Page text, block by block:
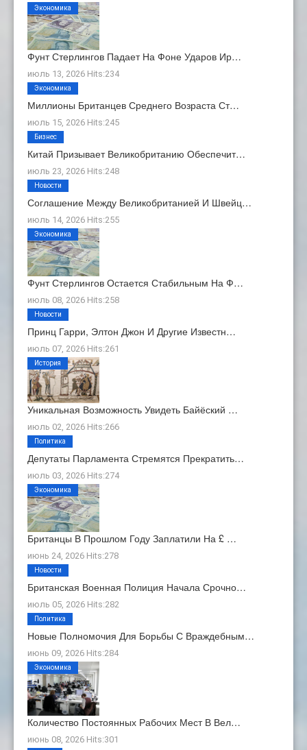
Фунт Стерлингов Падает На Фоне Ударов Ир…
июль 13, 2026 Hits:234
Экономика
Миллионы Британцев Среднего Возраста Ст…
июль 15, 2026 Hits:245
Экономика
Китай Призывает Великобританию Обеспечит…
июль 23, 2026 Hits:248
Бизнес
Соглашение Между Великобританией И Швейц…
июль 14, 2026 Hits:255
Новости
Фунт Стерлингов Остается Стабильным На Ф…
июль 08, 2026 Hits:258
Экономика
Принц Гарри, Элтон Джон И Другие Известн…
июль 07, 2026 Hits:261
Новости
Уникальная Возможность Увидеть Байёский …
июль 02, 2026 Hits:266
История
Депутаты Парламента Стремятся Прекратить…
июль 03, 2026 Hits:274
Политика
Британцы В Прошлом Году Заплатили На £ …
июнь 24, 2026 Hits:278
Экономика
Британская Военная Полиция Начала Срочно…
июль 05, 2026 Hits:282
Новости
Новые Полномочия Для Борьбы С Враждебным…
июнь 09, 2026 Hits:284
Политика
Количество Постоянных Рабочих Мест В Вел…
июнь 08, 2026 Hits:301
Экономика